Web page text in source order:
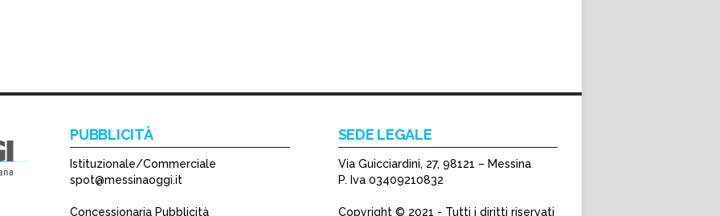
PUBBLICITÀ
Istituzionale/Commerciale
spot@messinaoggi.it
Concessionaria Pubblicità
SEDE LEGALE
Via Guicciardini, 27, 98121 – Messina
P. Iva 03409210832
Copyright © 2021 - Tutti i diritti riservati